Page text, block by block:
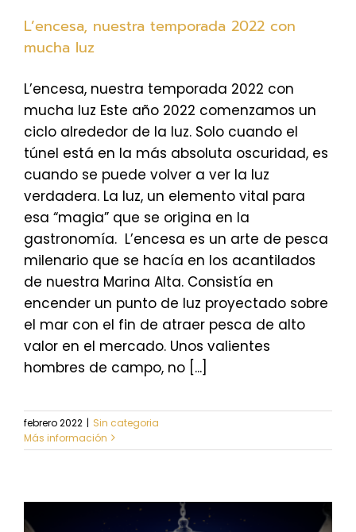
L’encesa, nuestra temporada 2022 con
mucha luz
L’encesa, nuestra temporada 2022 con
mucha luz Este año 2022 comenzamos un
ciclo alrededor de la luz. Solo cuando el
túnel está en la más absoluta oscuridad, es
cuando se puede volver a ver la luz
verdadera. La luz, un elemento vital para
esa “magia” que se origina en la
gastronomía. L’encesa es un arte de pesca
milenario que se hacía en los acantilados
de nuestra Marina Alta. Consistía en
encender un punto de luz proyectado sobre
el mar con el fin de atraer pesca de alto
valor en el mercado. Unos valientes
hombres de campo, no [...]
febrero 2022 | Sin categoria
Más información